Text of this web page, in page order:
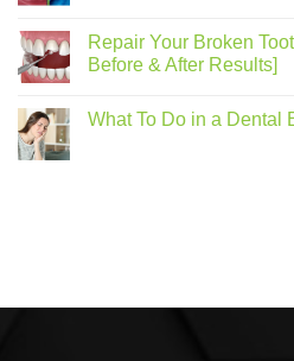
Repair Your Broken
Before & After Results]
What To Do in a Dental